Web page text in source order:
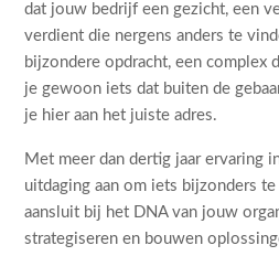
dat jouw bedrijf een gezicht, een
verdient die nergens anders te
bijzondere opdracht, een complex
je gewoon iets dat buiten de
je hier aan het juiste adres.
Met meer dan dertig jaar ervaring
uitdaging aan om iets bijzonders
aansluit bij het DNA van jouw
strategiseren en bouwen